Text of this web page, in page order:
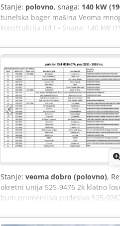
Stanje: polovno, snaga: 140 kW
tunelska bager mašina Veoma
konstrukcija itd.! • Snaga: 140 kW
Podupirač sa štitom
• Širina gusenica: 600 mm •
cca 7 m • Neto masa: 43.500 kg -
Caterpillar Greške i međuprodaja
nema
Stanje: veoma dobro (polovno),
okretni unija 525-9476 2k klatno
bum promenljiva podesiva 525-
(promenljiva bum) 540-1323
(bum) 540-1342 1k Hidr. Cilindar